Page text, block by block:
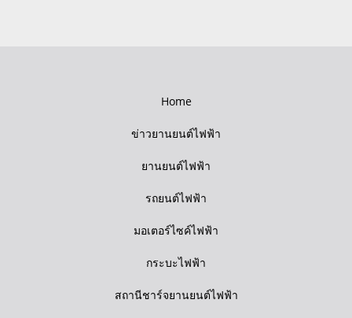
Home
ข่าวยานยนต์ไฟฟ้า
ยานยนต์ไฟฟ้า
รถยนต์ไฟฟ้า
มอเตอร์ไซค์ไฟฟ้า
กระบะไฟฟ้า
สถานีชาร์จยานยนต์ไฟฟ้า